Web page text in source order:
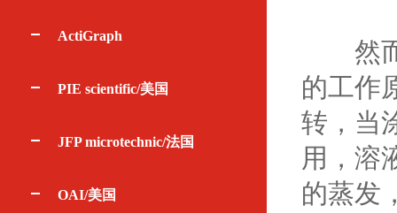
ActiGraph
PIE scientific/美国
JFP microtechnic/法国
OAI/美国
然而
的工作
转，当
用，溶
的蒸发